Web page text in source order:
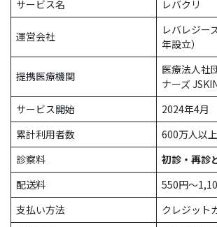
サービス名
レバクリ
運営会社
レバレジー
年設立）
提携医療機関
医療法人社
ナーズ
サービス開始
2024年4月
累計利用者数
600万人以上
診察料
初診・再診
配送料
550円〜
支払い方法
クレジット